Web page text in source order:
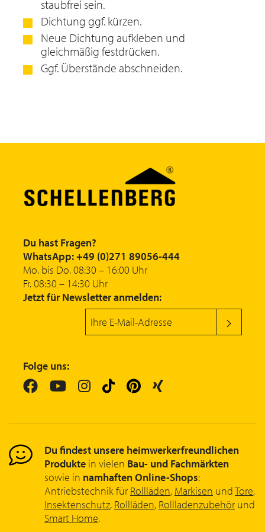
staubfrei sein.
Dichtung ggf. kürzen.
Neue Dichtung aufkleben und
gleichmäßig festdrücken.
Ggf. Überstände abschneiden.
Du hast Fragen?
WhatsApp: +49 (0)271 89056-444
Mo. bis Do. 08:30 – 16:00 Uhr
Fr. 08:30 – 14:30 Uhr
Jetzt für Newsletter anmelden:
Folge uns:
Du findest unsere heimwerkerfreundlichen
Produkte in vielen Bau- und Fachmärkten
sowie in namhaften Online-Shops:
Antriebstechnik für Rollläden, Markisen undTore,
Insektenschutz, Rollläden, Rollladenzubehör und
Smart Home.